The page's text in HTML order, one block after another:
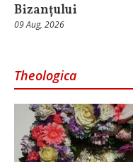
Bizanțului
09 Aug, 2026
Theologica